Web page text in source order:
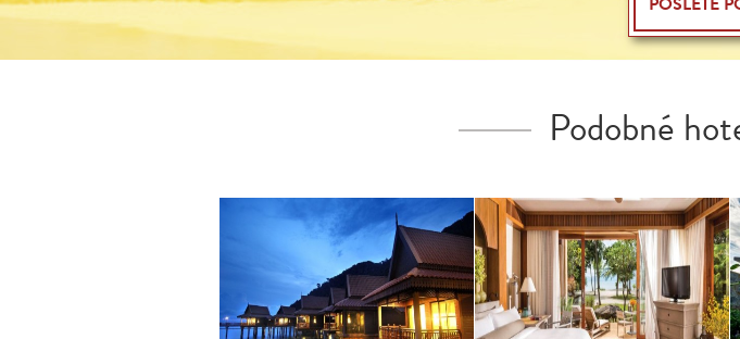
Podobné
Berjaya Langkawi uchvacuje
svým výhledem na
smaragdově modré moře a
svěží zelené hory. Zasazeno
do geoparku, jenž je zařazen
na seznam UNESCO.
Vhodné po celý rok.
Vhodné po celý rok.
Vybrat si můžete
z ubytování v hlavní budově
nebo v luxusních vilách na
pláži.